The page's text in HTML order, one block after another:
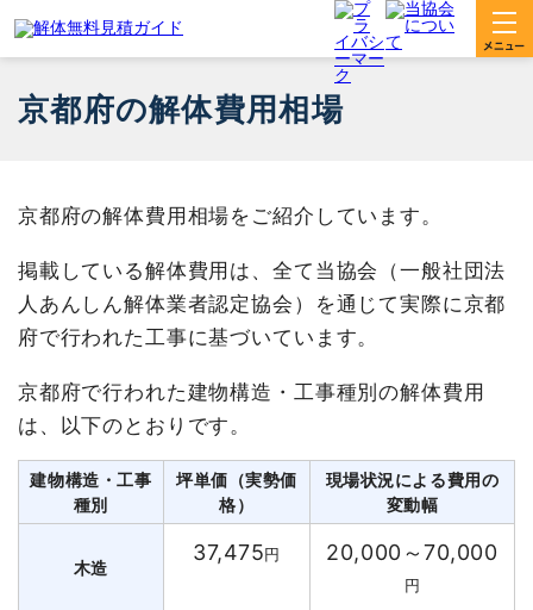
京都府の解体費用相場
京都府の解体費用相場をご紹介しています。
掲載している解体費用は、全て当協会（一般社団法
人あんしん解体業者認定協会）を通じて実際に京都
府で行われた工事に基づいています。
京都府で行われた建物構造・工事種別の解体費用
は、以下のとおりです。
建物構造・工事
種別
坪単価（実勢価
格）
現場状況による費用の
変動幅
木造
37,475円 20,000～70,000
円